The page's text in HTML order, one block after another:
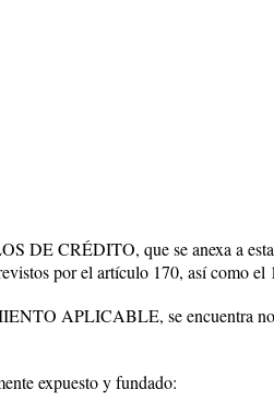
DE CRÉDITO, que se anexa a
por el artículo 170, así como
APLICABLE, se encuentra
expuesto y fundado: